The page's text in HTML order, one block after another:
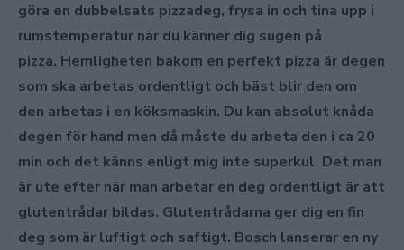
göra en dubbelsats pizzadeg, frysa in och tina upp i
rumstemperatur när du känner dig sugen på
pizza. Hemligheten bakom en perfekt pizza är degen
som ska arbetas ordentligt och bäst blir den om
den arbetas i en köksmaskin. Du kan absolut knåda
degen för hand men då måste du arbeta den i ca 20
min och det känns enligt mig inte superkul. Det man
är ute efter när man arbetar en deg ordentligt är att
glutentrådar bildas. Glutentrådarna ger dig en fin
deg som är luftigt och saftigt. Bosch lanserar en ny